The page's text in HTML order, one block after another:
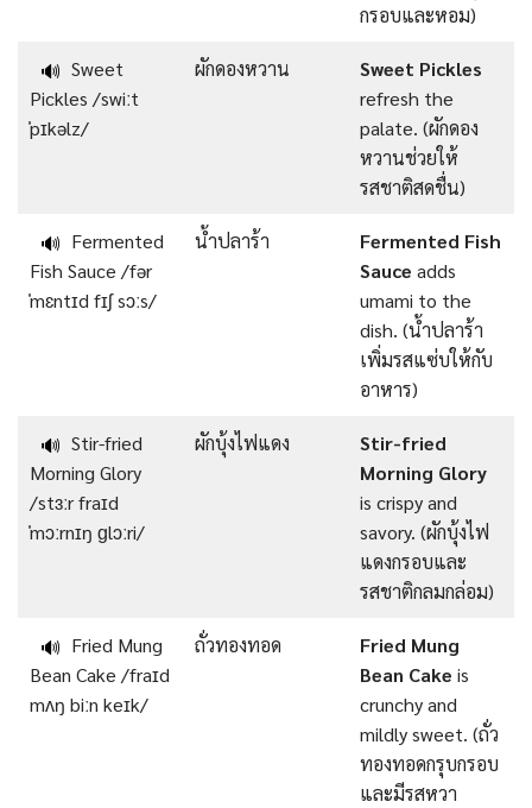
กรอบและหอม)
🔊 Sweet
Pickles /swiːt
ˈpɪkəlz/
ผักดองหวาน
Sweet Pickles
refresh the
palate. (ผักดอง
หวานช่วยให้
รสชาติสดชื่น)
🔊 Fermented
Fish Sauce /fər
ˈmɛntɪd fɪʃ sɔːs/
น้ำปลาร้า
Fermented Fish
Sauce adds
umami to the
dish. (น้ำปลาร้า
เพิ่มรสแซ่บให้กับ
อาหาร)
🔊 Stir-fried
Morning Glory
/stɜːr fraɪd
ˈmɔːrnɪŋ ɡlɔːri/
ผักบุ้งไฟแดง
Stir-fried
Morning Glory
is crispy and
savory. (ผักบุ้งไฟ
แดงกรอบและ
รสชาติกลมกล่อม)
🔊 Fried Mung
Bean Cake /fraɪd
mʌŋ biːn keɪk/
ถั่วทองทอด
Fried Mung
Bean Cake is
crunchy and
mildly sweet. (ถั่ว
ทองทอดกรุบกรอบ
และมีรสหวา